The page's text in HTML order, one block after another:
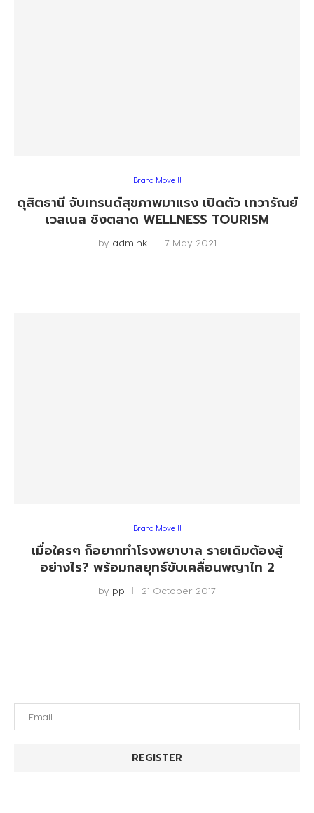
Brand Move !!
ดุสิตธานี จับเทรนด์สุขภาพมาแรง เปิดตัว เทวารัณย์
เวลเนส ชิงตลาด WELLNESS TOURISM
by admink 7 May 2021
Brand Move !!
เมื่อใครๆ ก็อยากทำโรงพยาบาล รายเดิมต้องสู้
อย่างไร? พร้อมกลยุทธ์ขับเคลื่อนพญาไท 2
by pp 21 October 2017